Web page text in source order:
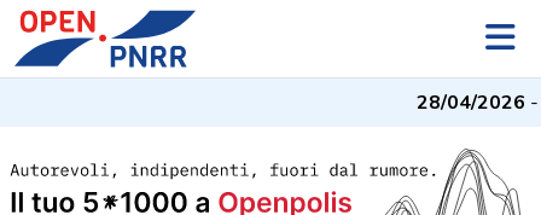
28/04/2026- I